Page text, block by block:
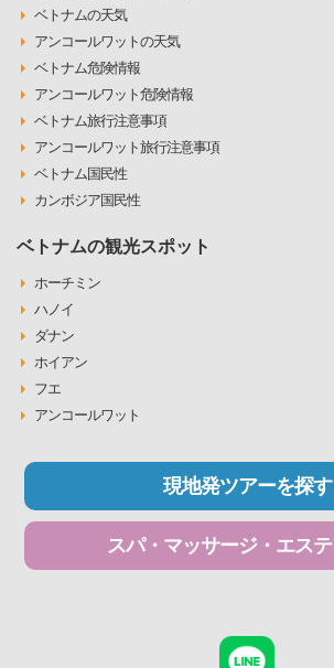
ベトナムの天気
アンコールワットの天気
ベトナム危険情報
アンコールワット危険情報
ベトナム旅行注意事項
アンコールワット旅行注意事項
ベトナム国民性
カンボジア国民性
ベトナムの観光スポット
ホーチミン
ハノイ
ダナン
ホイアン
フエ
アンコールワット
現地発ツアーを探す
スパ・マッサージ・エス